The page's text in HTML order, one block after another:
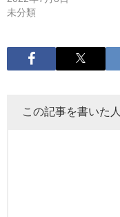
未分類
この記事を書いた人